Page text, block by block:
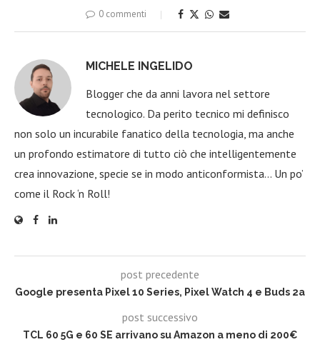
0 commenti
MICHELE INGELIDO
Blogger che da anni lavora nel settore
tecnologico. Da perito tecnico mi definisco
non solo un incurabile fanatico della tecnologia, ma anche
un profondo estimatore di tutto ciò che intelligentemente
crea innovazione, specie se in modo anticonformista… Un po’
come il Rock ‘n Roll!
post precedente
Google presenta Pixel 10 Series, Pixel Watch 4 e Buds 2a
post successivo
TCL 60 5G e 60 SE arrivano su Amazon a meno di 200€